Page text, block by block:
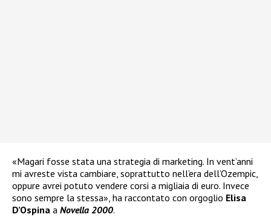
«Magari fosse stata una strategia di marketing. In vent’anni
mi avreste vista cambiare, soprattutto nell’era dell’Ozempic,
oppure avrei potuto vendere corsi a migliaia di euro. Invece
sono sempre la stessa», ha raccontato con orgoglio Elisa
D’Ospina a Novella 2000.